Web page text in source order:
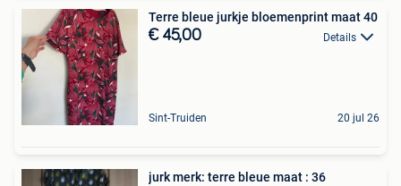
Terre bleue jurkje bloemenprint maat 40
€ 45,00 Details
Sint-Truiden 20 jul 26
jurk merk: terre bleue maat : 36